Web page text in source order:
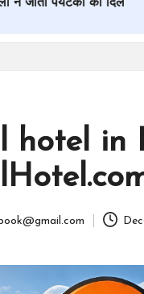
का दिल नैनीताल
February 28,
hotel in